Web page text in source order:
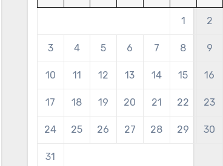
1 2
3 4 5 6 7 8 9
10 11 12 13 14 15 16
17 18 19 20 21 22 23
24 25 26 27 28 29 30
31